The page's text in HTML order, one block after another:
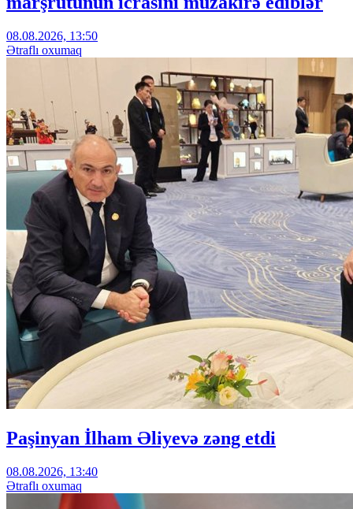
08.08.2026, 13:50
Ətraflı oxumaq
Paşinyan İlham Əliyevə zəng etdi
08.08.2026, 13:40
Ətraflı oxumaq